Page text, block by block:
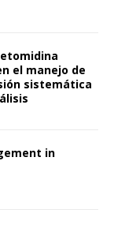
el manejo de
sistemática
in